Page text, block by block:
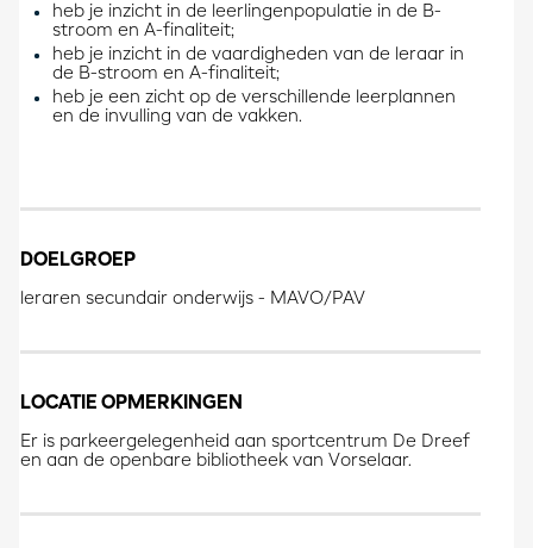
heb je inzicht in de leerlingenpopulatie in de B-
stroom en A-finaliteit;
heb je inzicht in de vaardigheden van de leraar in
de B-stroom en A-finaliteit;
heb je een zicht op de verschillende leerplannen
en de invulling van de vakken.
DOELGROEP
leraren secundair onderwijs - MAVO/PAV
LOCATIE OPMERKINGEN
Er is parkeergelegenheid aan sportcentrum De Dreef
en aan de openbare bibliotheek van Vorselaar.